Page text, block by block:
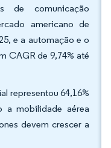
de comunicação
americano de
e a automação e o
CAGR de 9,74% até
representou 64,16%
a mobilidade aérea
devem crescer a